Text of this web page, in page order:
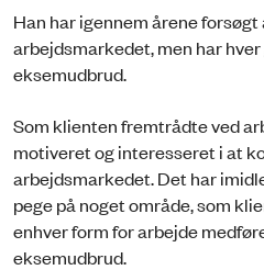
Han har igennem årene
arbejdsmarkedet, men har
eksemudbrud.
Som klienten fremtrådte ved
motiveret og interesseret i at
arbejdsmarkedet. Det har
pege på noget område, som
enhver form for arbejde
eksemudbrud.